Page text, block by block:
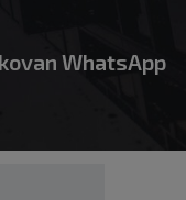
WhatsApp